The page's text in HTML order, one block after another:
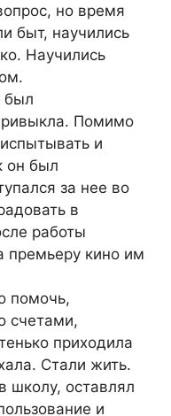
но время
быт, научились
Научились
был
Помимо
и
он был
за нее во
в
работы
премьеру кино им
помочь,
счетами,
приходила
Стали жить.
школу, оставлял
и